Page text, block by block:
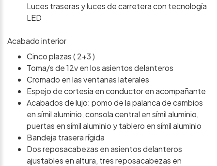
Luces traseras y luces de carretera con tecnología
LED
Acabado interior
Cinco plazas ( 2+3 )
Toma/s de 12v en los asientos delanteros
Cromado en las ventanas laterales
Espejo de cortesía en conductor en acompañante
Acabados de lujo: pomo de la palanca de cambios
en símil aluminio, consola central en símil aluminio,
puertas en símil aluminio y tablero en símil aluminio
Bandeja trasera rígida
Dos reposacabezas en asientos delanteros
ajustables en altura, tres reposacabezas en